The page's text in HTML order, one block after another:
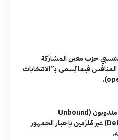
حزب معين المشاركة
فيما يُسمى بـ”الانتخابات
– في الانتخابات الأولية هناك مندوبون (Unbound
Delegates/ superdelegates) غير مُلزَمين بإخبار الجمهور